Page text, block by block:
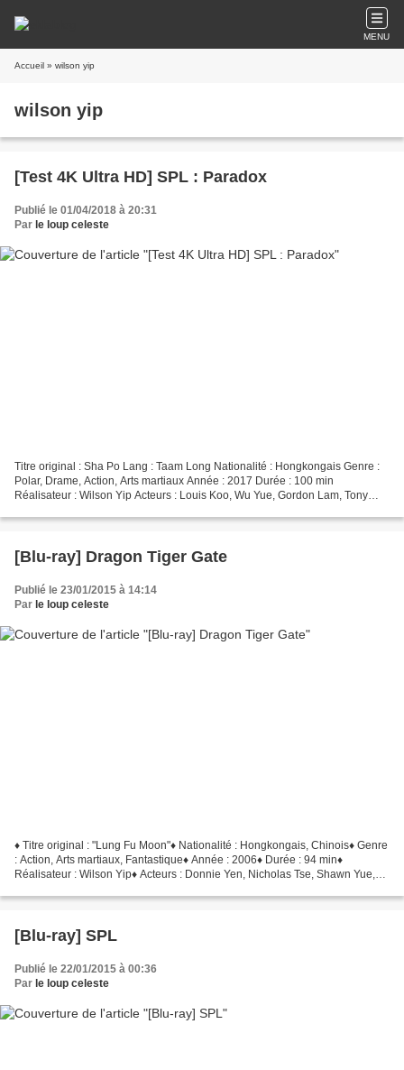
MENU
Accueil » wilson yip
wilson yip
[Test 4K Ultra HD] SPL : Paradox
Publié le 01/04/2018 à 20:31
Par le loup celeste
Titre original : Sha Po Lang : Taam Long Nationalité : Hongkongais Genre :
Polar, Drame, Action, Arts martiaux Année : 2017 Durée : 100 min
Réalisateur : Wilson Yip Acteurs : Louis Koo, Wu Yue, Gordon Lam, Tony
[Blu-ray] Dragon Tiger Gate
Publié le 23/01/2015 à 14:14
Par le loup celeste
♦ Titre original : "Lung Fu Moon"♦ Nationalité : Hongkongais, Chinois♦ Genre
: Action, Arts martiaux, Fantastique♦ Année : 2006♦ Durée : 94 min♦
Réalisateur : Wilson Yip♦ Acteurs : Donnie Yen, Nicholas Tse, Shawn Yue,
[Blu-ray] SPL
Publié le 22/01/2015 à 00:36
Par le loup celeste